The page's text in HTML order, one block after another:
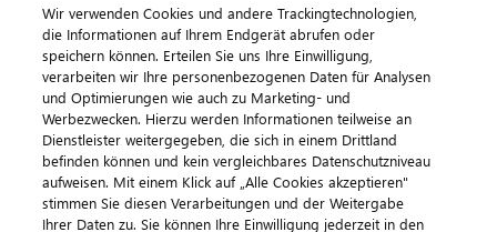
ImpressumDatenschutzAGB Kontakt
Cookie-Einstellungen
Wir verwenden Cookies und andere Trackingtechnologien,
die Informationen auf Ihrem Endgerät abrufen oder
speichern können. Erteilen Sie uns Ihre Einwilligung,
verarbeiten wir Ihre personenbezogenen Daten für Analysen
und Optimierungen wie auch zu Marketing- und
Werbezwecken. Hierzu werden Informationen teilweise an
Dienstleister weitergegeben, die sich in einem Drittland
befinden können und kein vergleichbares Datenschutzniveau
aufweisen. Mit einem Klick auf „Alle Cookies akzeptieren"
stimmen Sie diesen Verarbeitungen und der Weitergabe
Ihrer Daten zu. Sie können Ihre Einwilligung jederzeit in den